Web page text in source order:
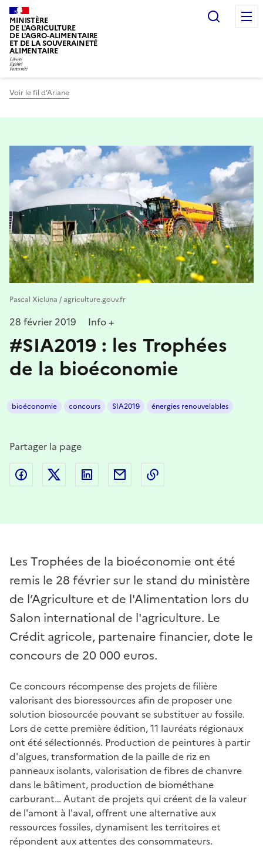
MINISTÈRE
DE L'AGRICULTURE
DE L'AGRO-ALIMENTAIRE
ET DE LA SOUVERAINETÉ
ALIMENTAIRE
Voir le fil d’Ariane
Pascal Xicluna / agriculture.gouv.fr
28 février 2019 Info +
#SIA2019 : les Trophées
de la bioéconomie
bioéconomie concours SIA2019 énergies renouvelables
Partager la page
Partager sur Facebook
Partager sur Twitter
Partager sur LinkedIn
Partager par email
Les Trophées de la bioéconomie ont été
remis le 28 février sur le stand du ministère
de l’Agriculture et de l'Alimentation lors du
Salon international de l'agriculture. Le
Crédit agricole, partenaire financier, dote le
concours de 20 000 euros.
Ce concours récompense des projets de filière
valorisant des bioressources afin de proposer une
solution biosourcée pouvant se substituer au fossile.
Lors de cette première édition, 11 lauréats régionaux
ont été sélectionnés. Production de peintures à partir
d'algues, transformation de la paille de riz en
panneaux isolants, valorisation de fibres de chanvre
dans le bâtiment, production de biométhane
carburant… Autant de projets qui créent de la valeur
de l'amont à l'aval, offrent une alternative aux
ressources fossiles, dynamisent les territoires et
répondent aux attentes des consommateurs.